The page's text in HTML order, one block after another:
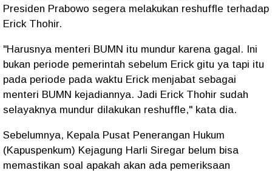
Presiden Prabowo segera melakukan reshuffle terhadap
Erick Thohir.
"Harusnya menteri BUMN itu mundur karena gagal. Ini
bukan periode pemerintah sebelum Erick gitu ya tapi itu
pada periode pada waktu Erick menjabat sebagai
menteri BUMN kejadiannya. Jadi Erick Thohir sudah
selayaknya mundur dilakukan reshuffle," kata dia.
Sebelumnya, Kepala Pusat Penerangan Hukum
(Kapuspenkum) Kejagung Harli Siregar belum bisa
memastikan soal apakah akan ada pemeriksaan